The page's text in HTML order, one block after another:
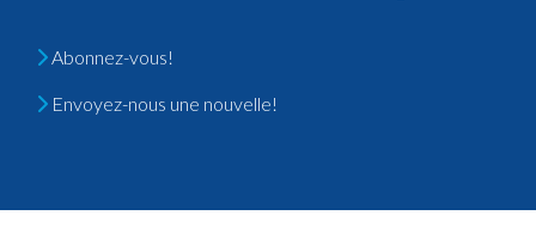
Abonnez-vous!
Envoyez-nous une nouvelle!